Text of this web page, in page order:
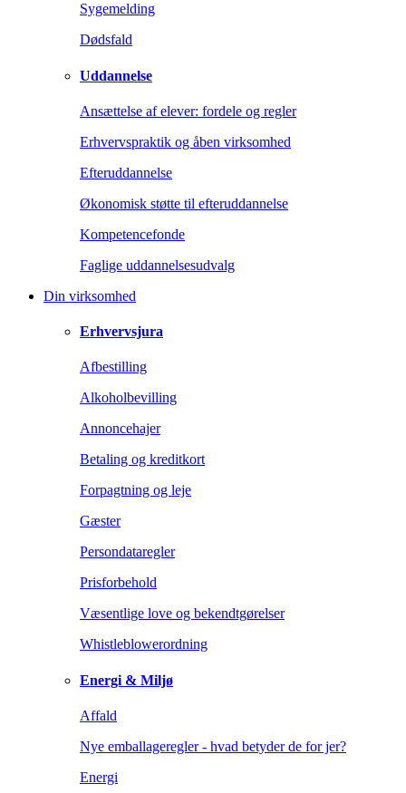
Sygemelding
Dødsfald
Uddannelse
Ansættelse af elever: fordele og regler
Erhvervspraktik og åben virksomhed
Efteruddannelse
Økonomisk støtte til efteruddannelse
Kompetencefonde
Faglige uddannelsesudvalg
Din virksomhed
Erhvervsjura
Afbestilling
Alkoholbevilling
Annoncehajer
Betaling og kreditkort
Forpagtning og leje
Gæster
Persondataregler
Prisforbehold
Væsentlige love og bekendtgørelser
Whistleblowerordning
Energi & Miljø
Affald
Nye emballageregler - hvad betyder de for jer?
Energi